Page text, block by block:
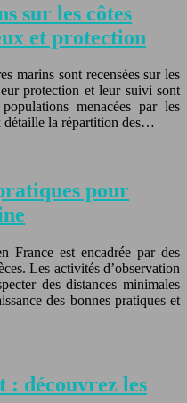
sur les côtes
et protection
marins sont recensées sur les
protection et leur suivi sont
menacées par les
détaille la répartition des…
pour
France est encadrée par des
Les activités d’observation
des distances minimales
des bonnes pratiques et
découvrez les